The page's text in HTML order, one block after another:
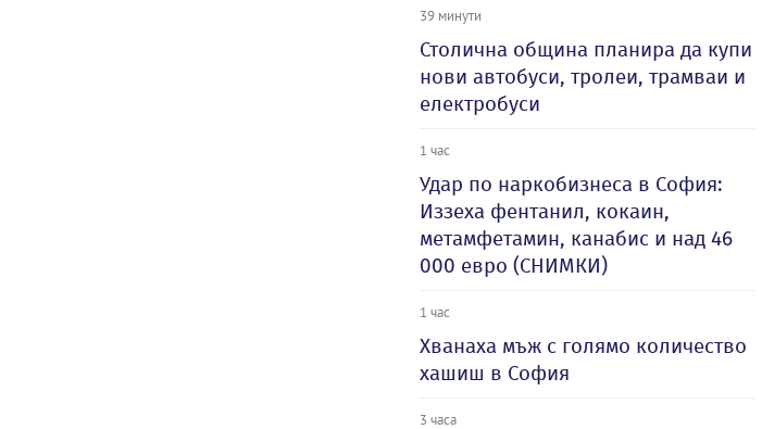
39 минути
Столична община планира да купи
нови автобуси, тролеи, трамваи и
електробуси
1 час
Удар по наркобизнеса в София:
Иззеха фентанил, кокаин,
метамфетамин, канабис и над 46
000 евро (СНИМКИ)
1 час
Хванаха мъж с голямо количество
хашиш в София
3 часа